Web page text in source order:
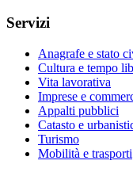
Servizi
Anagrafe e stato
Cultura e tempo
Vita lavorativa
Imprese e
Appalti pubblici
Catasto e
Turismo
Mobilità e trasporti